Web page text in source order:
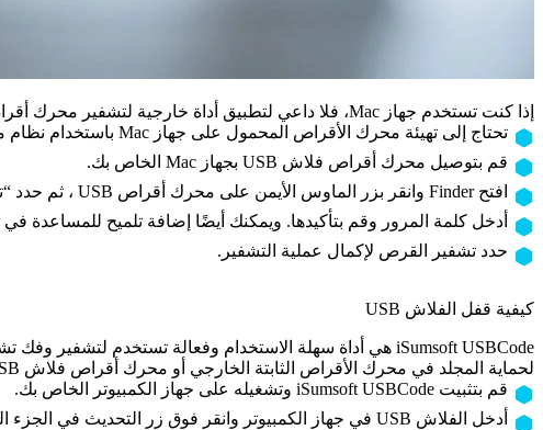
إذا كنت تستخدم جهاز Mac، فلا داعي لتطبيق أداة خارجية لتشفير محرك أقراص USB المحمول. يوفر Mac ميزة FileVault لحماية محرك أقراص فلاش على جهاز Mac بكلمة مرور بنقرات بسيطة:
تحتاج إلى تهيئة محرك الأقراص المحمول على جهاز Mac باستخدام نظام ملفات متوافق مع Apple. قم بعمل نسخة احتياطية من محرك USB الخاص بك قبل التهيئة.
قم بتوصيل محرك أقراص فلاش USB بجهاز Mac الخاص بك.
افتح Finder وانقر بزر الماوس الأيمن على محرك أقراص USB ، ثم حدد “تشفير”.
أدخل كلمة المرور وقم بتأكيدها. ويمكنك أيضًا إضافة تلميح للمساعدة في
حدد تشفير القرص لإكمال عملية التشفير.
كيفية قفل الفلاش USB
لحماية المجلد في محرك الأقراص الثابتة الخارجي أو محرك أقراص فلاش USB بكلمة سر. فيما يلي الخطوات:
قم بتثبيت iSumsoft USBCode وتشغيله على جهاز الكمبيوتر الخاص بك.
أدخل الفلاش USB في جهاز الكمبيوتر وانقر فوق زر التحديث في الجزء العلوي الأيمن.